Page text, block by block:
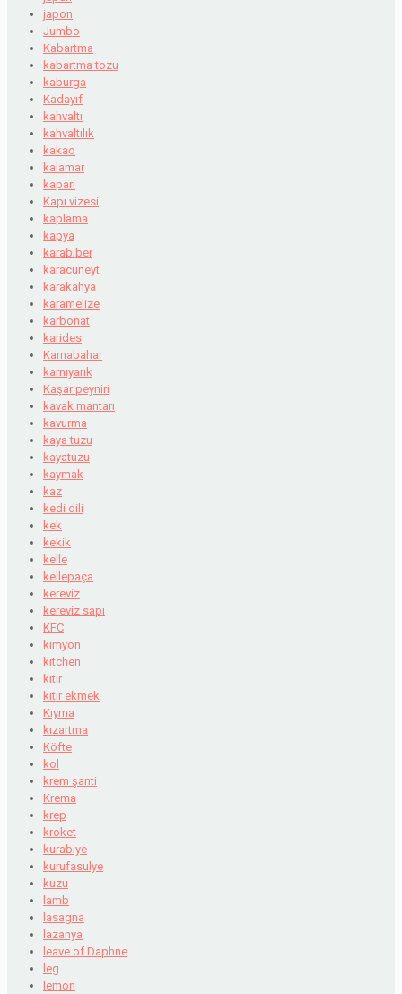
japon
Jumbo
Kabartma
kabartma tozu
kaburga
Kadayıf
kahvaltı
kahvaltılık
kakao
kalamar
kapari
Kapı vizesi
kaplama
kapya
karabiber
karacuneyt
karakahya
karamelize
karbonat
karides
Karnabahar
karnıyarık
Kaşar peyniri
kavak mantarı
kavurma
kaya tuzu
kayatuzu
kaymak
kaz
kedi dili
kek
kekik
kelle
kellepaça
kereviz
kereviz sapı
KFC
kimyon
kitchen
kıtır
kıtır ekmek
Kıyma
kızartma
Köfte
kol
krem şanti
Krema
krep
kroket
kurabiye
kurufasulye
kuzu
lamb
lasagna
lazanya
leave of Daphne
leg
lemon